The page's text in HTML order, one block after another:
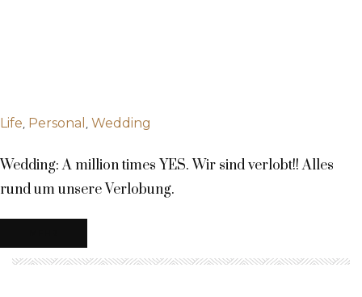
Life, Personal , Wedding
Wedding: A million times YES. Wir sind verlobt!! Alles
rund um unsere Verlobung.